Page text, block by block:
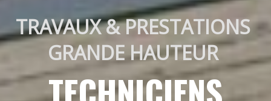
TRAVAUX & PRESTATIONS
GRANDE HAUTEUR
TECHNICIENS